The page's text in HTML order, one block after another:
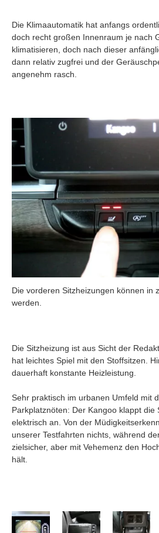
Die Klimaautomatik hat anfangs
doch recht großen Innenraum je nach
klimatisieren, doch nach dieser
dann relativ zugfrei und der
angenehm rasch.
Die vorderen Sitzheizungen können in
werden.
Die Sitzheizung ist aus Sicht der
hat leichtes Spiel mit den Stoffsitzen.
dauerhaft konstante Heizleistung.
Sehr praktisch im urbanen Umfeld mit
Parkplatznöten: Der Kangoo klappt die
elektrisch an. Von der
unserer Testfahrten nichts, während
zielsicher, aber mit Vehemenz den
hält.